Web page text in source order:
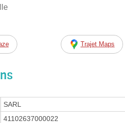
Trajet Maps
SARL
41102637000022